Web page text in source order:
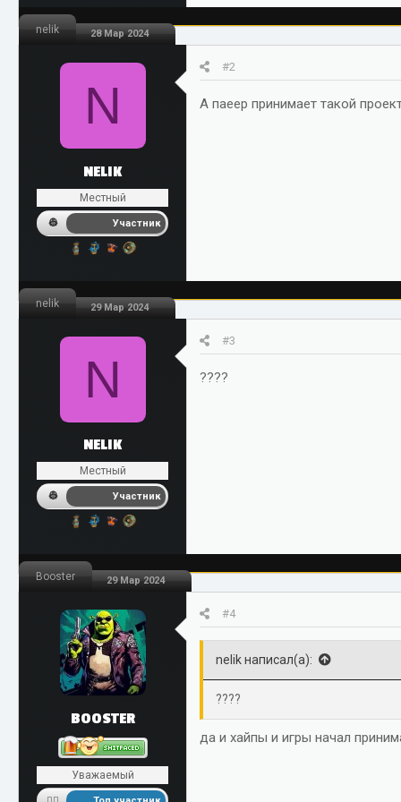
nelik 28 Мар 2024
N
NELIK
Местный
Участник
#2
А паеер принимает такой
nelik 29 Мар 2024
N
NELIK
Местный
Участник
#3
????
Booster 29 Мар 2024
BOOSTER
Уважаемый
#4
nelik написал(а):
????
да и хайпы и игры начал